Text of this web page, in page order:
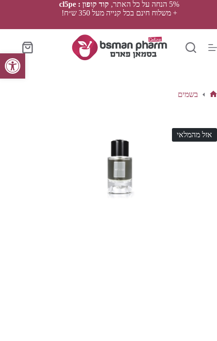
פתח סרגל נגישות
5% הנחה על כל האתר,
קוד קופון : cl5pe
+ משלוח חינם בכל קנייה מעל 350 ש״ח!
סל
הקניות
בשמים
אזל מהמלאי